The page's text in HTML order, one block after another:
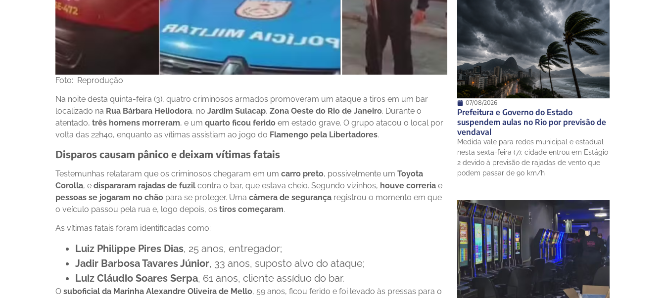
Foto: Reprodução
Na noite desta quinta-feira (3), quatro criminosos armados promoveram um ataque a tiros em um bar
localizado na Rua Bárbara Heliodora, no Jardim Sulacap, Zona Oeste do Rio de Janeiro. Durante o
atentado, três homens morreram, e um quarto ficou ferido em estado grave. O grupo atacou o local por
volta das 22h40, enquanto as vítimas assistiam ao jogo do Flamengo pela Libertadores.
Disparos causam pânico e deixam vítimas fatais
Testemunhas relataram que os criminosos chegaram em um carro preto, possivelmente um Toyota
Corolla, e dispararam rajadas de fuzil contra o bar, que estava cheio. Segundo vizinhos, houve correria e
pessoas se jogaram no chão para se proteger. Uma câmera de segurança registrou o momento em que
o veículo passou pela rua e, logo depois, os tiros começaram.
As vítimas fatais foram identificadas como:
Luiz Philippe Pires Dias, 25 anos, entregador;
Jadir Barbosa Tavares Júnior, 33 anos, suposto alvo do ataque;
Luiz Cláudio Soares Serpa, 61 anos, cliente assíduo do bar.
O suboficial da Marinha Alexandre Oliveira de Mello, 59 anos, ficou ferido e foi levado às pressas para o
12 de agosto
Quarta-Feira 23° 18°
13 de agosto
Quinta-Feira 25° 18°
07/08/2026
Prefeitura e Governo do Estado
suspendem aulas no Rio por previsão de
vendaval
Medida vale para redes municipal e estadual
nesta sexta-feira (7); cidade entrou em Estágio
2 devido à previsão de rajadas de vento que
podem passar de 90 km/h